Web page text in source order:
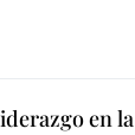
en la